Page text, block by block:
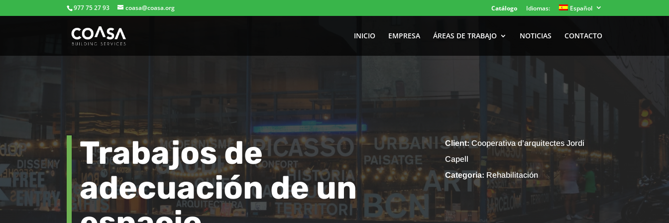
977 75 27 93 coasa@coasa.org Catálogo Idiomas: Español
INICIO EMPRESA ÁREAS DE TRABAJO NOTICIAS CONTACTO
Trabajos de
adecuación de un
Client: Cooperativa d’arquitectes Jordi
Capell
Categoria: Rehabilitación